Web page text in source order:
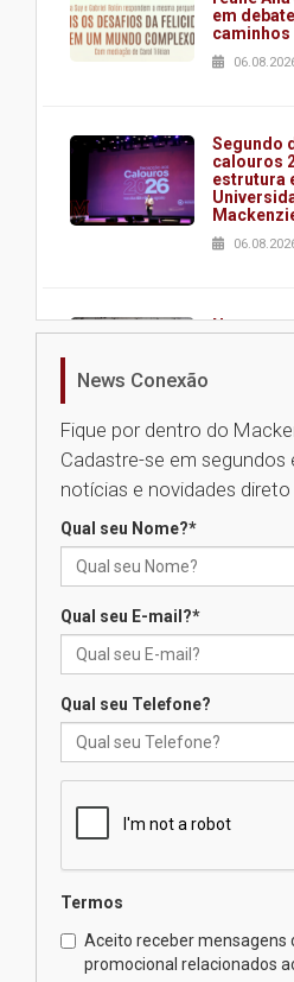
em
Segundo
calouros
estrutura
Nova
realizará
das
calouros
04.08.2026
Brasília
mesmo
News Conexão
Fique por dentro do
Cadastre-se em segundos
notícias e novidades direto
Qual seu Nome?*
Qual seu E-mail?*
Qual seu Telefone?
Termos
Aceito receber mensagens
promocional relacionados